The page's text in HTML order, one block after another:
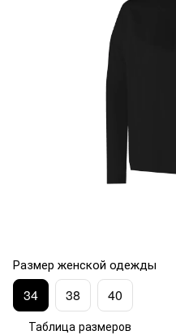
Размер женской одежды
34 38 40
Таблица размеров